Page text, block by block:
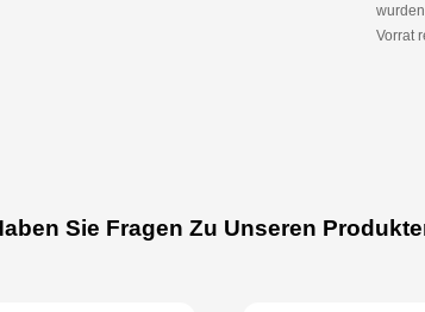
Vorrat
Sie Fragen Zu Unseren